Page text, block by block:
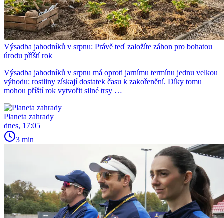
Výsadba jahodníků v srpnu: Právě teď založíte záhon pro bohatou
úrodu příští rok
Výsadba jahodníků v srpnu má oproti jarnímu termínu jednu velkou
výhodu: rostliny získají dostatek času k zakořenění. Díky tomu
mohou příští rok vytvořit silné trsy …
Planeta zahrady
dnes, 17:05
3 min